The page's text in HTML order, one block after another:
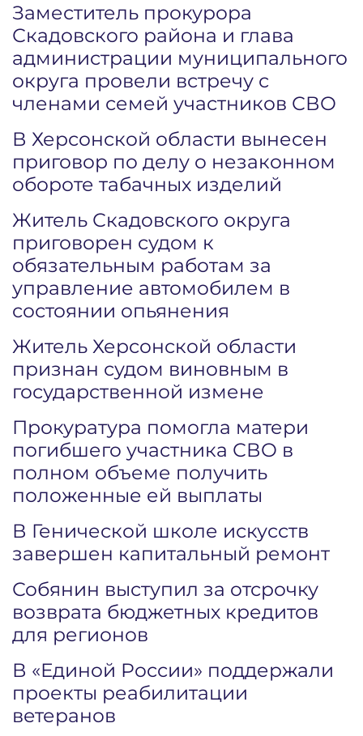
Заместитель прокурора
Скадовского района и глава
администрации муниципального
округа провели встречу с
членами семей участников СВО
В Херсонской области вынесен
приговор по делу о незаконном
обороте табачных изделий
Житель Скадовского округа
приговорен судом к
обязательным работам за
управление автомобилем в
состоянии опьянения
Житель Херсонской области
признан судом виновным в
государственной измене
Прокуратура помогла матери
погибшего участника СВО в
полном объеме получить
положенные ей выплаты
В Генической школе искусств
завершен капитальный ремонт
Собянин выступил за отсрочку
возврата бюджетных кредитов
для регионов
В «Единой России» поддержали
проекты реабилитации
ветеранов